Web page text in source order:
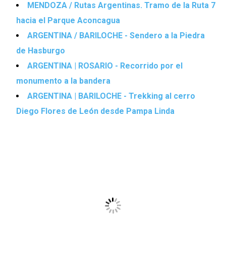
MENDOZA / Rutas Argentinas. Tramo de la Ruta 7
hacia el Parque Aconcagua
ARGENTINA / BARILOCHE - Sendero a la Piedra
de Hasburgo
ARGENTINA | ROSARIO - Recorrido por el
monumento a la bandera
ARGENTINA | BARILOCHE - Trekking al cerro
Diego Flores de León desde Pampa Linda